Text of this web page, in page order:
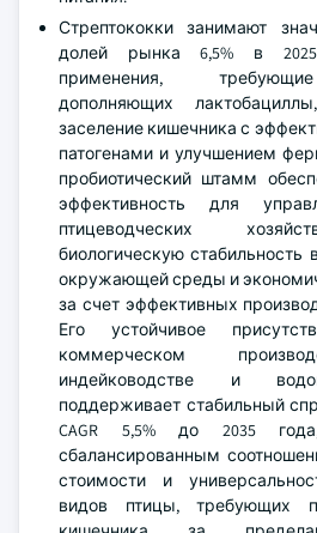
Стрептококки занимают
долей рынка 6,5% в
применения,
дополняющих
заселение кишечника с
патогенами и улучшением
пробиотический штамм
эффективность для
птицеводческих
биологическую стабильность
окружающей среды и
за счет эффективных
Его устойчивое
коммерческом
индейководстве и
поддерживает стабильный
CAGR 5,5% до 2035
сбалансированным
стоимости и
видов птицы, требующих